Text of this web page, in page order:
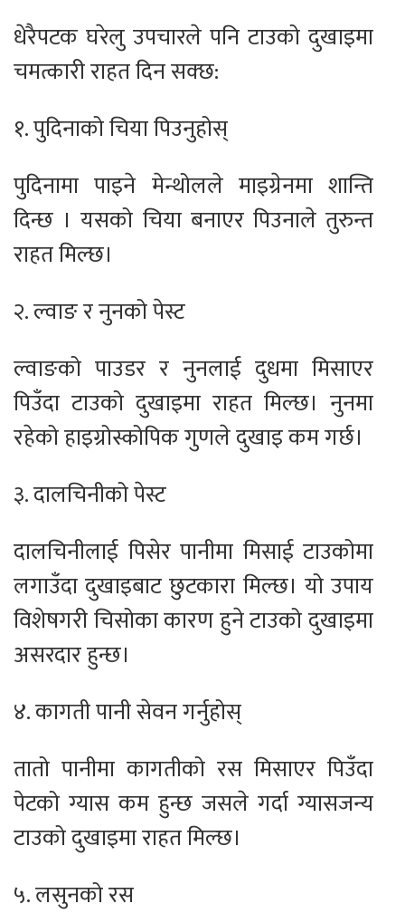
धेरैपटक घरेलु उपचारले पनि टाउको दुखाइमा
चमत्कारी राहत दिन सक्छ:
१. पुदिनाको चिया पिउनुहोस्
पुदिनामा पाइने मेन्थोलले माइग्रेनमा शान्ति
दिन्छ । यसको चिया बनाएर पिउनाले तुरुन्त
राहत मिल्छ।
२. ल्वाङ र नुनको पेस्ट
ल्वाङको पाउडर र नुनलाई दुधमा मिसाएर
पिउँदा टाउको दुखाइमा राहत मिल्छ। नुनमा
रहेको हाइग्रोस्कोपिक गुणले दुखाइ कम गर्छ।
३. दालचिनीको पेस्ट
दालचिनीलाई पिसेर पानीमा मिसाई टाउकोमा
लगाउँदा दुखाइबाट छुटकारा मिल्छ। यो उपाय
विशेषगरी चिसोका कारण हुने टाउको दुखाइमा
असरदार हुन्छ।
४. कागती पानी सेवन गर्नुहोस्
तातो पानीमा कागतीको रस मिसाएर पिउँदा
पेटको ग्यास कम हुन्छ जसले गर्दा ग्यासजन्य
टाउको दुखाइमा राहत मिल्छ।
५. लसुनको रस